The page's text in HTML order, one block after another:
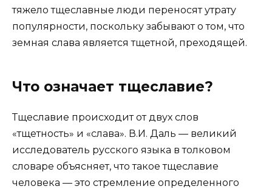
тяжело тщеславные люди переносят утрату
популярности, поскольку забывают о том, что
земная слава является тщетной, преходящей.
Что означает тщеславие?
Тщеславие происходит от двух слов
«тщетность» и «слава». В.И. Даль — великий
исследователь русского языка в толковом
словаре объясняет, что такое тщеславие
человека — это стремление определенного